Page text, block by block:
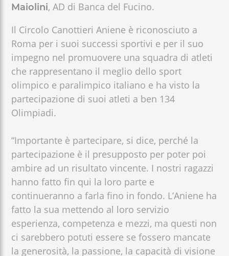
Maiolini, AD di Banca del Fucino.
Il Circolo Canottieri Aniene è riconosciuto a
Roma per i suoi successi sportivi e per il suo
impegno nel promuovere una squadra di atleti
che rappresentano il meglio dello sport
olimpico e paralimpico italiano e ha visto la
partecipazione di suoi atleti a ben 134
Olimpiadi.
“Importante è partecipare, si dice, perché la
partecipazione è il presupposto per poter poi
ambire ad un risultato vincente. I nostri ragazzi
hanno fatto fin qui la loro parte e
continueranno a farla fino in fondo. L’Aniene ha
fatto la sua mettendo al loro servizio
esperienza, competenza e mezzi, ma questi non
ci sarebbero potuti essere se fossero mancate
la generosità, la passione, la capacità di visione